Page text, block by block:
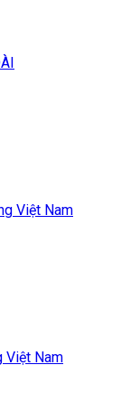
Việt Nam
Việt Nam